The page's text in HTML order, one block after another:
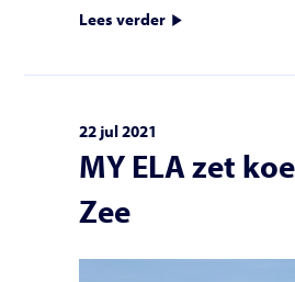
Lees verder
22 jul 2021
MY ELA zet
Zee